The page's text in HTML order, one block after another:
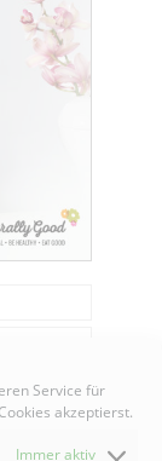
Service für
akzeptierst.
Immer aktiv